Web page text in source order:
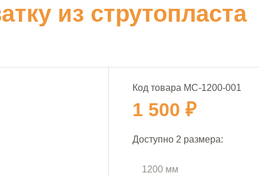
из струтопласта
Код товара МС-1200-001
1 500 ₽
Доступно 2 размера: